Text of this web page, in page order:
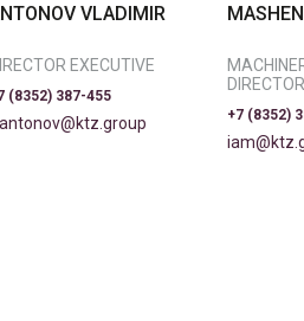
VLADIMIR
EXECUTIVE
(8352) 387-455
DIRECTOR
+7 (8352)